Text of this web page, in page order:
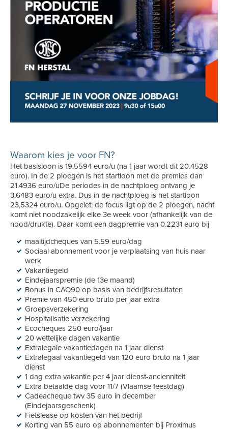
Waarom kies je voor FN?
Het basisloon is 19.5594 euro/u (na 1 jaar wordt dit 20.4528
euro). In de 2 ploegen is het startloon met de premies dan
21.4936 euro/uDe periodes in de nachtploeg ontvang je
3.6483 euro/u extra. Dus in de nachtploeg is het startloon
23,5324 euro/u. Opgelet; de focus ligt op de 2 ploegen, nacht
komt niet noodzakelijk elke 3e week voor (afhankelijk van de
nood/drukte). Daar komt een dagpremie van 0.2231 euro bij
maaltijdcheques van 5.59 euro/dag
Sociaal abonnement voor je verplaatsing van huis naar
werk
Vakantiegeld
Eindejaarspremie (de 13e maand)
Bonus in CAO90 op basis van bedrijfsresultaten
Premie van 450 euro bruto per jaar extra
Groepsverzekering
Hospitalisatie verzekering
Ecocheques 250 euro/jaar
20 wettelijke dagen vakantie
Extralegale vakantiedagen na 1 jaar dienst
Extralegaal vakantiegeld van 120 euro bruto na 1 jaar
dienst
1 dag extra vakantie per 4 jaar dienst-ancienniteit
Extra betaalde dag voor 11/7 (Vlaamse feestdag)
Cadeacheque twv 35 euro in december
(Eindejaarsgeschenk)
Fietslease op kosten van het bedrijf
Korting van 55 euro op abonnementen bij Proximus